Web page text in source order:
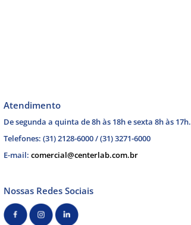
Atendimento
De segunda a quinta de 8h às 18h e sexta 8h às 17h.
Telefones: (31) 2128-6000 / (31) 3271-6000
E-mail: comercial@centerlab.com.br
Nossas Redes Sociais